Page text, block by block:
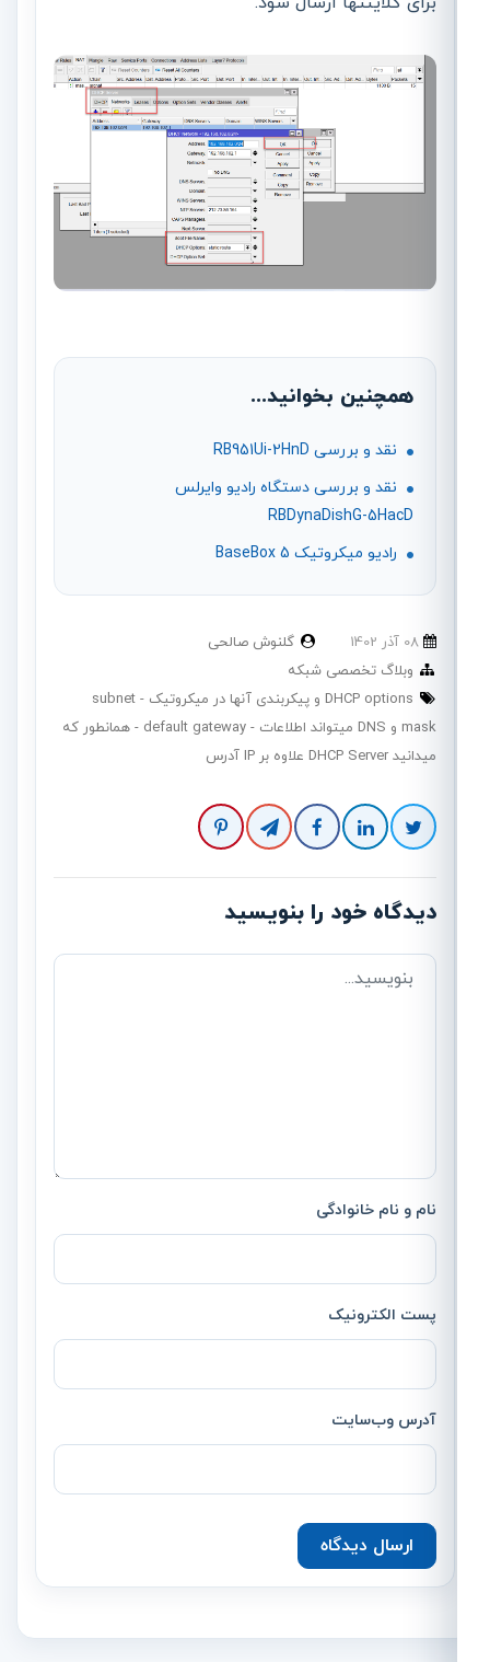
همچنین بخوانید...
نقد و بررسی RB951Ui-2HnD
نقد و بررسی دستگاه رادیو وایرلس
RBDynaDishG-5HacD
رادیو میکروتیک BaseBox 5
گلنوش صالحی
وبلاگ تخصصی شبکه
DHCP options و پیکربندی آنها در میکروتیک
subnet
mask و DNS میتواند اطلاعات
default gateway
همانطور که
میدانید DHCP Server علاوه بر IP آدرس
دیدگاه خود را بنویسید
نام و نام خانوادگی
پست الکترونیک
آدرس وب‌سایت
ارسال دیدگاه